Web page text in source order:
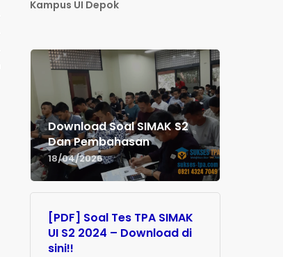
Kampus UI Depok
Download Soal SIMAK S2
Dan Pembahasan
18/04/2026
[PDF] Soal Tes TPA SIMAK
UI S2 2024 – Download di
sini!!